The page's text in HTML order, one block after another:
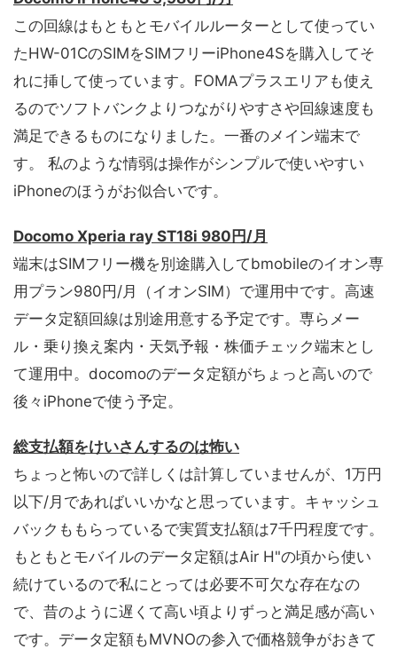
この回線はもともとモバイルルーターとして使ってい
たHW-01CのSIMをSIMフリーiPhone4Sを購入してそ
れに挿して使っています。FOMAプラスエリアも使え
るのでソフトバンクよりつながりやすさや回線速度も
満足できるものになりました。一番のメイン端末で
す。 私のような情弱は操作がシンプルで使いやすい
iPhoneのほうがお似合いです。
Docomo Xperia ray ST18i 980円/月
端末はSIMフリー機を別途購入してbmobileのイオン専
用プラン980円/月（イオンSIM）で運用中です。高速
データ定額回線は別途用意する予定です。専らメー
ル・乗り換え案内・天気予報・株価チェック端末とし
て運用中。docomoのデータ定額がちょっと高いので
後々iPhoneで使う予定。
総支払額をけいさんするのは怖い
ちょっと怖いので詳しくは計算していませんが、1万円
以下/月であればいいかなと思っています。キャッシュ
バックももらっているで実質支払額は7千円程度です。
もともとモバイルのデータ定額はAir H"の頃から使い
続けているので私にとっては必要不可欠な存在なの
で、昔のように遅くて高い頃よりずっと満足感が高い
です。データ定額もMVNOの参入で価格競争がおきて